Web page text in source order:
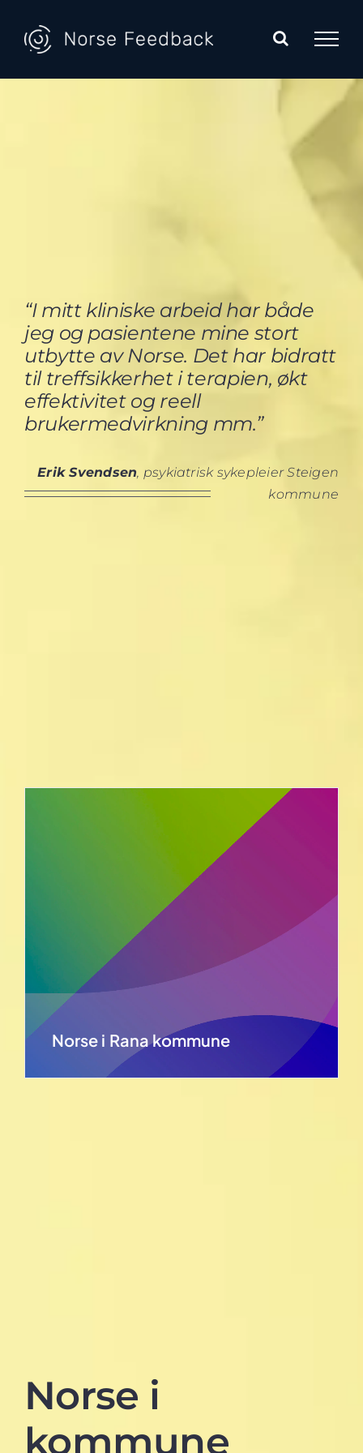
content
“I mitt kliniske arbeid har både
jeg og pasientene mine stort
utbytte av Norse. Det har bidratt
til treffsikkerhet i terapien, økt
effektivitet og reell
brukermedvirkning mm.”
Erik Svendsen, psykiatrisk sykepleier Steigen
kommune
Norse i Rana kommune
Norse i
kommune